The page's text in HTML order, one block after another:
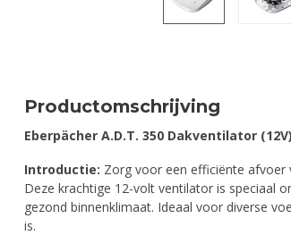
Productomschrijving
Eberpächer A.D.T. 350 Dakventilator
Introductie: Zorg voor een efficiënte afvoer
Deze krachtige 12-volt ventilator is speciaal
gezond binnenklimaat. Ideaal voor diverse
is.